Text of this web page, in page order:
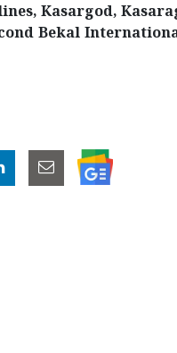
Kasargod,
Bekal